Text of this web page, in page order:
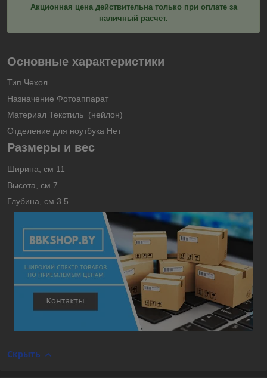
Акционная цена действительна только при оплате за
наличный расчет.
Основные характеристики
Тип Чехол
Назначение Фотоаппарат
Материал Текстиль (нейлон)
Отделение для ноутбука Нет
Размеры и вес
Ширина, см 11
Высота, см 7
Глубина, см 3.5
Скрыть